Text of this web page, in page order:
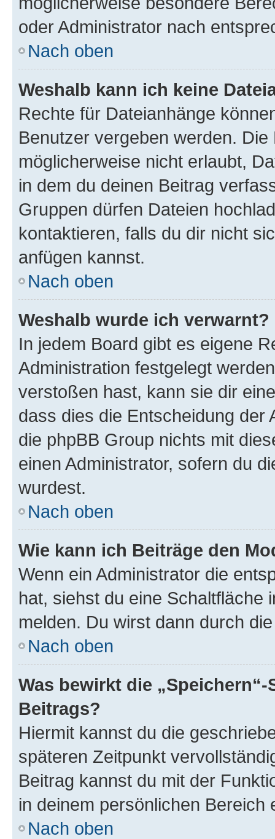
oder Administrator nach
Nach oben
Weshalb kann ich keine
Rechte für Dateianhänge
Benutzer vergeben werden.
möglicherweise nicht erlaubt,
in dem du deinen Beitrag
Gruppen dürfen Dateien
kontaktieren, falls du dir nicht
anfügen kannst.
Nach oben
Weshalb wurde ich verwarnt?
In jedem Board gibt es eigene
Administration festgelegt
verstoßen hast, kann sie dir
dass dies die Entscheidung der
die phpBB Group nichts mit
einen Administrator, sofern du
wurdest.
Nach oben
Wie kann ich Beiträge den
Wenn ein Administrator die
hat, siehst du eine Schaltfläche
melden. Du wirst dann durch
Nach oben
Was bewirkt die
Beitrags?
Hiermit kannst du die
späteren Zeitpunkt
Beitrag kannst du mit der
in deinem persönlichen Bereich
Nach oben